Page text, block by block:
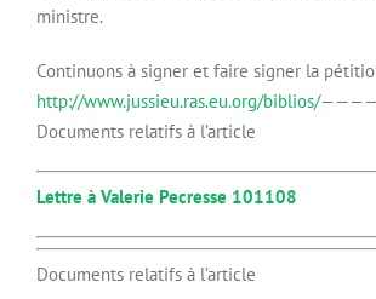
ministre.
Continuons à signer et faire signer la
http://www.jussieu.ras.eu.org/biblios/
Documents relatifs à l’article
Lettre à Valerie Pecresse 101108
Documents relatifs à l’article